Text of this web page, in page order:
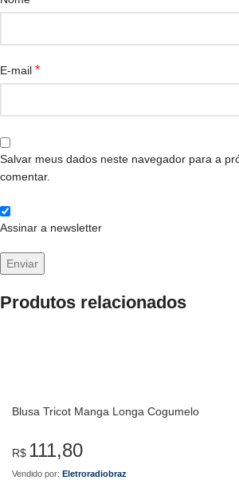
E-mail *
Salvar meus dados neste navegador para a
comentar.
Assinar a newsletter
Produtos relacionados
Blusa Tricot Manga Longa Cogumelo
R$ 111,80
Vendido por: Eletroradiobraz